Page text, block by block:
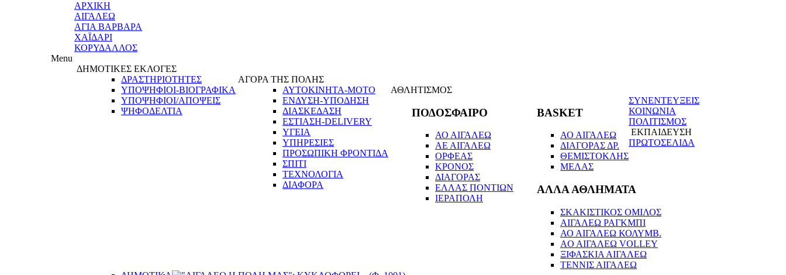
ΑΡΧΙΚΗ
ΑΙΓΑΛΕΩ
ΑΓΙΑ ΒΑΡΒΑΡΑ
ΧΑΪΔΑΡΙ
ΚΟΡΥΔΑΛΛΟΣ
Menu
ΔΗΜΟΤΙΚΕΣ ΕΚΛΟΓΕΣ
ΔΡΑΣΤΗΡΙΟΤΗΤΕΣ
ΥΠΟΨΗΦΙΟΙ-ΒΙΟΓΡΑΦΙΚΑ
ΥΠΟΨΗΦΙΟΙ/ΑΠΟΨΕΙΣ
ΨΗΦΟΔΕΛΤΙΑ
ΑΓΟΡΑ ΤΗΣ ΠΟΛΗΣ
ΑΥΤΟΚΙΝΗΤΑ-ΜΟΤΟ
ΕΝΔΥΣΗ-ΥΠΟΔΗΣΗ
ΔΙΑΣΚΕΔΑΣΗ
ΕΣΤΙΑΣΗ-DELIVERY
ΥΓΕΙΑ
ΥΠΗΡΕΣΙΕΣ
ΠΡΟΣΩΠΙΚΗ ΦΡΟΝΤΙΔΑ
ΣΠΙΤΙ
ΤΕΧΝΟΛΟΓΙΑ
ΔΙΑΦΟΡΑ
ΑΘΛΗΤΙΣΜΟΣ
ΠΟΔΟΣΦΑΙΡΟ
ΑΟ ΑΙΓΑΛΕΩ
ΑΕ ΑΙΓΑΛΕΩ
ΟΡΦΕΑΣ
ΚΡΟΝΟΣ
ΔΙΑΓΟΡΑΣ
ΕΛΛΑΣ ΠΟΝΤΙΩΝ
ΙΕΡΑΠΟΛΗ
BASKET
ΑΟ ΑΙΓΑΛΕΩ
ΔΙΑΓΟΡΑΣ ΔΡ.
ΘΕΜΙΣΤΟΚΛΗΣ
ΜΕΛΑΣ
ΑΛΛΑ ΑΘΛΗΜΑΤΑ
ΣΚΑΚΙΣΤΙΚΟΣ ΟΜΙΛΟΣ
ΑΙΓΑΛΕΩ ΡΑΓΚΜΠΙ
ΑΟ ΑΙΓΑΛΕΩ ΚΟΛΥΜΒ.
AO AIΓΑΛΕΩ VOLLEY
ΞΙΦΑΣΚΙΑ ΑΙΓΑΛΕΩ
ΤΕΝΝΙΣ ΑΙΓΑΛΕΩ
ΣΥΝΕΝΤΕΥΞΕΙΣ
ΚΟΙΝΩΝΙΑ
ΠΟΛΙΤΙΣΜΟΣ
ΕΚΠΑΙΔΕΥΣΗ
ΠΡΩΤΟΣΕΛΙΔΑ